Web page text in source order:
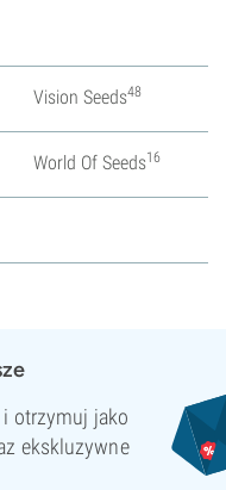
Vision Seeds48
World Of Seeds16
otrzymuj jako
ekskluzywne